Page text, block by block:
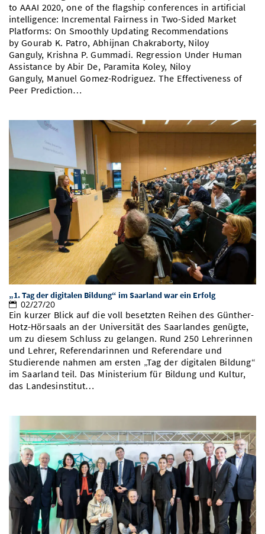
Vom Studium in den Beruf
Study Scheduler
Bibliothek
Open Science/Open Access
Start-ups
IT-Themenabend
Ranking
Zahlen & Fakten
Preise, Auszeichnungen und Förderungen
Kontakt
SIC Merchandise
SIC Podcast
Anfahrt
AnsprechpartnerInnen, Personen, Forschungsgruppen
Termine, Vorträge und Veranstaltungen
to AAAI 2020, one of the flagship conferences in artificial
intelligence: Incremental Fairness in Two-Sided Market
Platforms: On Smoothly Updating Recommendations
by Gourab K. Patro, Abhijnan Chakraborty, Niloy
Ganguly, Krishna P. Gummadi. Regression Under Human
Assistance by Abir De, Paramita Koley, Niloy
Ganguly, Manuel Gomez-Rodriguez. The Effectiveness of
Peer Prediction…
„1. Tag der digitalen Bildung“ im Saarland war ein Erfolg
02/27/20
Ein kurzer Blick auf die voll besetzten Reihen des Günther-
Hotz-Hörsaals an der Universität des Saarlandes genügte,
um zu diesem Schluss zu gelangen. Rund 250 Lehrerinnen
und Lehrer, Referendarinnen und Referendare und
Studierende nahmen am ersten „Tag der digitalen Bildung“
im Saarland teil. Das Ministerium für Bildung und Kultur,
das Landesinstitut…